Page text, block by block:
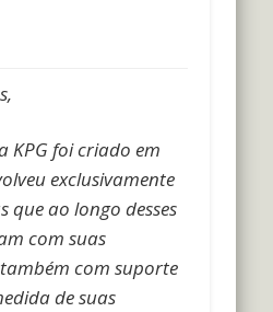
KPG foi criado em
exclusivamente
que ao longo desses
com suas
com suporte
de suas